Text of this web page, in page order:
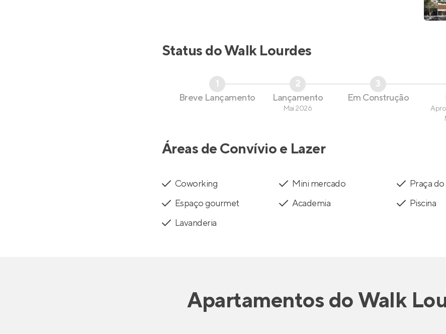
Status doWalk Lourdes
1
Breve Lançamento
2
Lançamento
Mai 2026
3
Em Construção
Áreas de Convívio e Lazer
Coworking Mini mercado
Praça
Espaço gourmet
Academia
Piscina
Lavanderia
Apartamentos doWalk